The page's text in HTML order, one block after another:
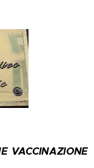
VACCINAZIONE